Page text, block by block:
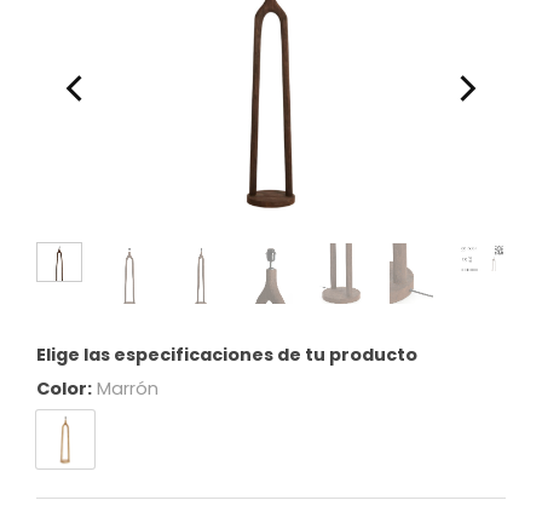
Elige las especificaciones de tu producto
Color: Marrón